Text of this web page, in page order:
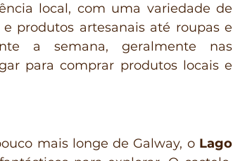
local, com uma variedade de
produtos artesanais até roupas e
a semana, geralmente nas
para comprar produtos locais e
mais longe de Galway, o Lago